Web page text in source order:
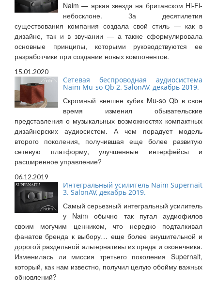
Naim — яркая звезда на британском Hi-Fi-
небосклоне. За десятилетия
существования компания создала свой стиль — как в
дизайне, так и в звучании — а также сформулировала
основные принципы, которыми руководствуются ее
разработчики при создании новых компонентов.
15.01.2020
Сетевая беспроводная аудиосистема
Naim Mu-so Qb 2. SalonAV, декабрь 2019.
Скромный внешне кубик Mu-so Qb в свое
время изменил обывательские
представления о музыкальных возможностях компактных
дизайнерских аудиосистем. А чем порадует модель
второго поколения, получившая еще более развитую
сетевую платформу, улучшенные интерфейсы и
расширенное управление?
06.12.2019
Интегральный усилитель Naim Supernait
3. SalonAV, декабрь 2019.
Самый серьезный интегральный усилитель
у Naim обычно так пугал аудиофилов
своим могучим ценником, что нередко подталкивал
фанатов бренда к выбору… еще более внушительной и
дорогой раздельной альтернативы из преда и оконечника.
Изменилась ли миссия третьего поколения Supernait,
который, как нам известно, получил целую обойму важных
обновлений?